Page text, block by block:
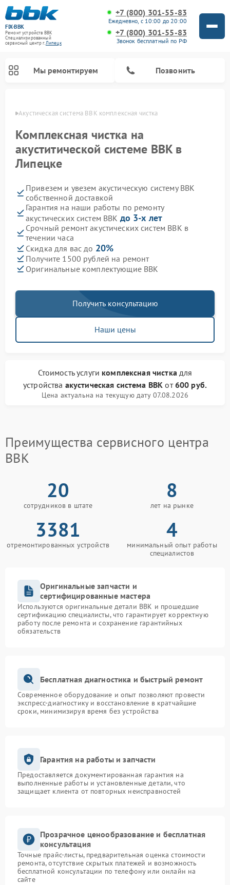
FIX-BBK
Ремонт устройств BBK
Специализированный
cервисный центр г.Липецк
+7 (800) 301-55-83
Ежедневно, с 10:00 до 20:00
+7 (800) 301-55-83
Звонок бесплатный по РФ
Мы ремонтируем Позвонить
Акустическая система BBK комплексная чистка
Комплексная чистка на
акуститической системе BBK в
Липецке
Привезем и увезем акустическую систему BBK
собственной доставкой
Гарантия на наши работы по ремонту
акустических систем BBK до 3-х лет
Срочный ремонт акустических систем BBK в
течении часа
Скидка для вас до 20%
Получите 1500 рублей на ремонт
Оригинальные комплектующие BBK
Получить консультацию
Наши цены
Стоимость услуги комплексная чисткадля
устройства акустическая система BBK от600 руб.
Цена актуальна на текущую дату 07.08.2026
Преимущества сервисного центра
BBK
20
сотрудников в штате
8
лет на рынке
3381
отремонтированных устройств
4
минимальный опыт работы
специалистов
Оригинальные запчасти и
сертифицированные мастера
Используются оригинальные детали BBK и прошедшие
сертификацию специалисты, что гарантирует корректную
работу после ремонта и сохранение гарантийных
обязательств
Бесплатная диагностика и быстрый ремонт
Современное оборудование и опыт позволяют провести
экспресс-диагностику и восстановление в кратчайшие
сроки, минимизируя время без устройства
Гарантия на работы и запчасти
Предоставляется документированная гарантия на
выполненные работы и установленные детали, что
защищает клиента от повторных неисправностей
Прозрачное ценообразование и бесплатная
консультация
Точные прайс-листы, предварительная оценка стоимости
ремонта, отсутствие скрытых платежей и возможность
бесплатной консультации по телефону или онлайн на
сайте